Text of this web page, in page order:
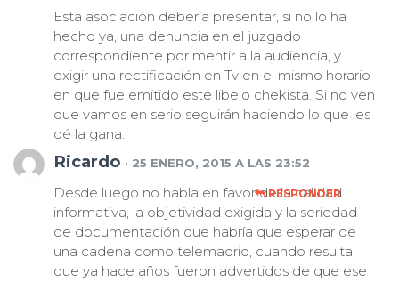
Esta asociación debería presentar, si no lo ha
hecho ya, una denuncia en el juzgado
correspondiente por mentir a la audiencia, y
exigir una rectificación en Tv en el mismo horario
en que fue emitido este libelo chekista. Si no ven
que vamos en serio seguirán haciendo lo que les
dé la gana.
Ricardo · 25 ENERO, 2015 A LAS 23:52
Desde luego no habla en favor de la calidad
informativa, la objetividad exigida y la seriedad
de documentación que habría que esperar de
una cadena como telemadrid, cuando resulta
que ya hace años fueron advertidos de que ese
RESPONDER